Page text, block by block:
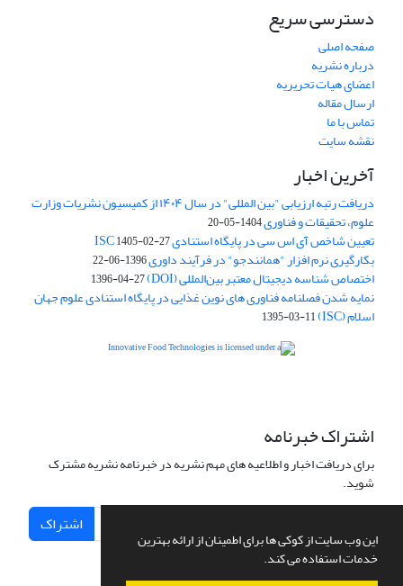
این وب سایت از کوکی ها برای اطمینان از ارائه بهترین
خدمات استفاده می کند.
دسترسی سریع
صفحه اصلی
درباره نشریه
اعضای هیات تحریریه
ارسال مقاله
تماس با ما
نقشه سایت
آخرین اخبار
دریافت رتبه ارزیابی "بین المللی" در سال ۱۴۰۴ از کمیسیون نشریات وزارت
علوم، تحقیقات و فناوری1404-05-20
تعیین شاخص آی اس سی در پایگاه استنادی ISC1405-02-27
بکارگیری نرم افزار "همانندجو" در فرآیند داوری1396-06-22
اختصاص شناسه دیجیتال معتبر بین‌المللی (DOI) 1396-04-27
نمایه شدن فصلنامه فناوری های نوین غذایی در پایگاه استنادی علوم جهان
اسلام (ISC) 1395-03-11
اشتراک خبرنامه
برای دریافت اخبار و اطلاعیه های مهم نشریه در خبرنامه نشریه مشترک
شوید.
اشتراک